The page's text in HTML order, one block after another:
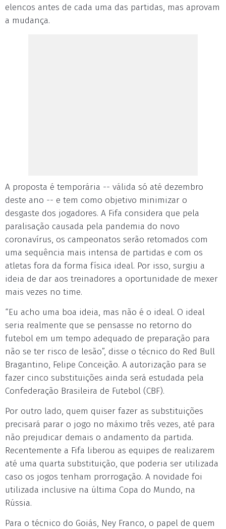
elencos antes de cada uma das partidas, mas aprovam
a mudança.
A proposta é temporária -- válida só até dezembro
deste ano -- e tem como objetivo minimizar o
desgaste dos jogadores. A Fifa considera que pela
paralisação causada pela pandemia do novo
coronavírus, os campeonatos serão retomados com
uma sequência mais intensa de partidas e com os
atletas fora da forma física ideal. Por isso, surgiu a
ideia de dar aos treinadores a oportunidade de mexer
mais vezes no time.
“Eu acho uma boa ideia, mas não é o ideal. O ideal
seria realmente que se pensasse no retorno do
futebol em um tempo adequado de preparação para
não se ter risco de lesão”, disse o técnico do Red Bull
Bragantino, Felipe Conceição. A autorização para se
fazer cinco substituições ainda será estudada pela
Confederação Brasileira de Futebol (CBF).
Por outro lado, quem quiser fazer as substituições
precisará parar o jogo no máximo três vezes, até para
não prejudicar demais o andamento da partida.
Recentemente a Fifa liberou as equipes de realizarem
até uma quarta substituição, que poderia ser utilizada
caso os jogos tenham prorrogação. A novidade foi
utilizada inclusive na última Copa do Mundo, na
Rússia.
Para o técnico do Goiás, Ney Franco, o papel de quem